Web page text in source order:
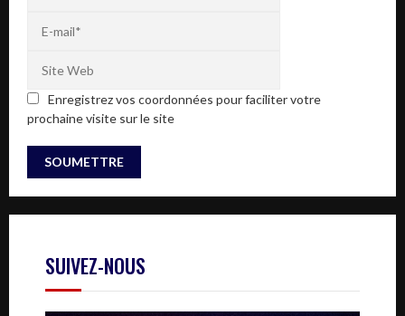
Enregistrez vos coordonnées pour faciliter votre
prochaine visite sur le site
SUIVEZ-NOUS